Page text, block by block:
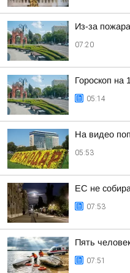
Из-за
07:20
Гороскоп на
05:14
На видео
05:53
ЕС не
07:53
Пять
07:51